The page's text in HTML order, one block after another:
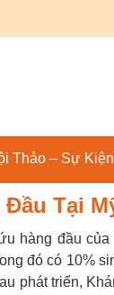
Thảo – Sự Kiện
Tại
hàng đầu của
đó có 10%
phát triển,